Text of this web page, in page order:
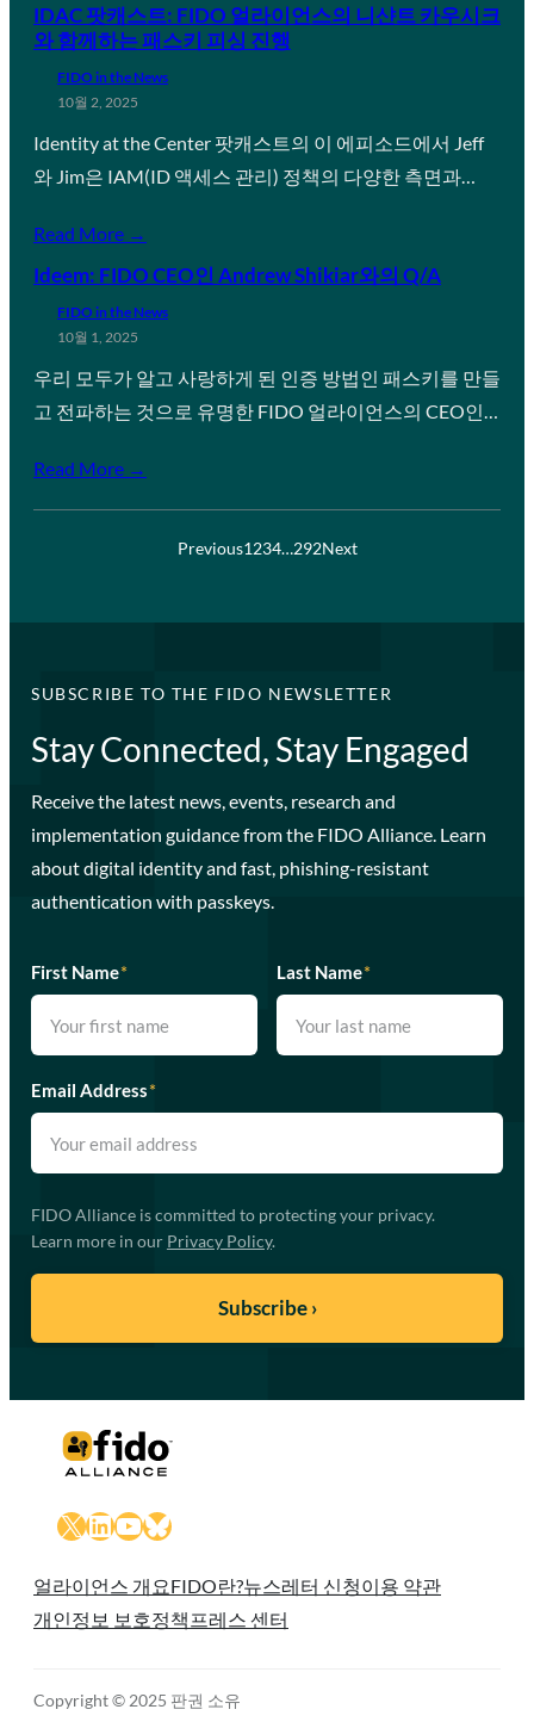
IDAC 팟캐스트: FIDO 얼라이언스의 니샨트 카우시크
와 함께하는 패스키 피싱 진행
FIDO in the News
10월 2, 2025
Identity at the Center 팟캐스트의 이 에피소드에서 Jeff
와 Jim은 IAM(ID 액세스 관리) 정책의 다양한 측면과…
Read More →
Ideem: FIDO CEO인 Andrew Shikiar와의 Q/A
FIDO in the News
10월 1, 2025
우리 모두가 알고 사랑하게 된 인증 방법인 패스키를 만들
고 전파하는 것으로 유명한 FIDO 얼라이언스의 CEO인…
Read More →
Previous1234…292Next
SUBSCRIBE TO THE FIDO NEWSLETTER
Stay Connected, Stay Engaged
Receive the latest news, events, research and
implementation guidance from the FIDO Alliance. Learn
about digital identity and fast, phishing-resistant
authentication with passkeys.
First Name* Last Name*
Email Address*
FIDO Alliance is committed to protecting your privacy.
Learn more in our Privacy Policy.
X LinkedIn
YouTube
Bluesky
얼라이언스 개요FIDO란?뉴스레터 신청이용 약관
개인정보 보호정책 프레스 센터
Copyright © 2025 판권 소유